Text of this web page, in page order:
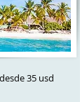
35 usd